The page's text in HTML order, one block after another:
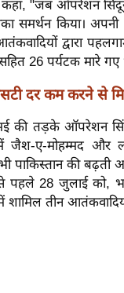
कहा, "जब ऑपरेशन
समर्थन किया।
द्वारा
26 पर्यटक मारे गए
दर कम करने से
की तड़के ऑपरेशन
ए-मोहम्मद और
पाकिस्तान की बढ़ती
पहले 28 जुलाई को,
तीन आतंकवादियों